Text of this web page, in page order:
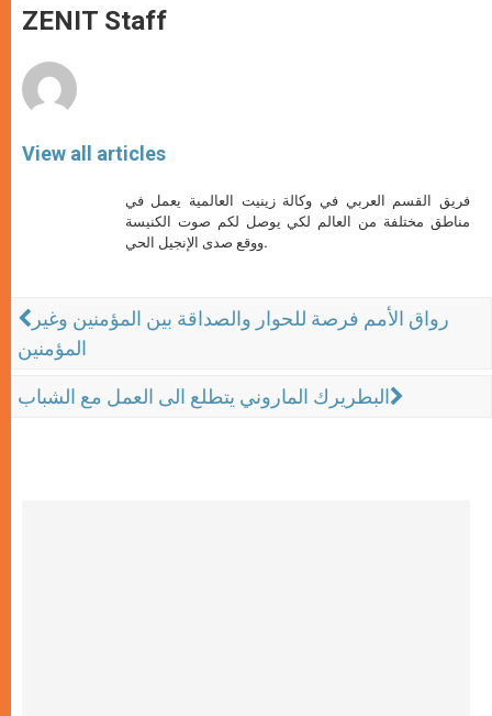
p
p
g
e
o
k
ZENIT Staff
View all articles
فريق القسم العربي في وكالة زينيت العالمية يعمل في
مناطق مختلفة من العالم لكي يوصل لكم صوت الكنيسة
ووقع صدى الإنجيل الحي.
رواق الأمم فرصة للحوار والصداقة بين المؤمنين وغير
المؤمنين
البطريرك الماروني يتطلع الى العمل مع الشباب